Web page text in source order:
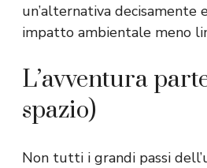
un’alternativa
impatto ambientale meno
L’avventura
spazio)
Non tutti i grandi passi